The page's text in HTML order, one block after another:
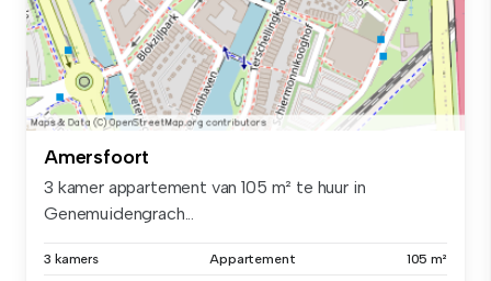
Amersfoort
3 kamer appartement van 105 m² te huur in
Genemuidengrach...
3 kamers Appartement 105 m²